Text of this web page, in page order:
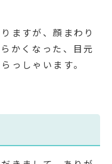
ますが、顔まわり
かくなった、目元
っしゃいます。